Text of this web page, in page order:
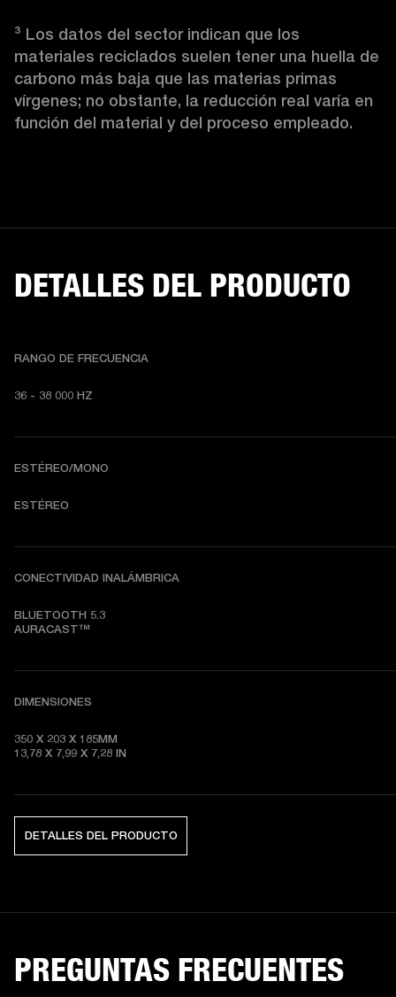
³ Los datos del sector indican que los
materiales reciclados suelen tener una huella de
carbono más baja que las materias primas
vírgenes; no obstante, la reducción real varía en
función del material y del proceso empleado.
DETALLES DEL PRODUCTO
RANGO DE FRECUENCIA
36 - 38 000 HZ
ESTÉREO/MONO
ESTÉREO
CONECTIVIDAD INALÁMBRICA
BLUETOOTH 5.3
AURACAST™
DIMENSIONES
350 X 203 X 185MM
13,78 X 7,99 X 7,28 IN
DETALLES DEL PRODUCTO
PREGUNTAS FRECUENTES